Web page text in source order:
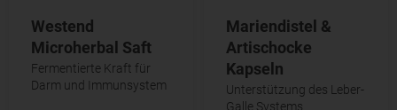
Westend
Microherbal Saft
Fermentierte Kraft für
Darm und Immunsystem
Mariendistel &
Artischocke
Kapseln
Unterstützung des Leber-
Galle Systems